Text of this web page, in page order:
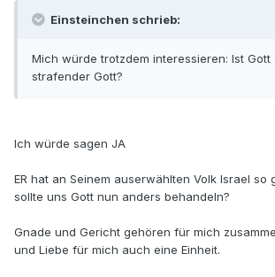
Einsteinchen schrieb:
Mich würde trotzdem interessieren: Ist Gott
strafender Gott?
Ich würde sagen JA
ER hat an Seinem auserwählten Volk Israel so
sollte uns Gott nun anders behandeln?
Gnade und Gericht gehören für mich
und Liebe für mich auch eine Einheit.